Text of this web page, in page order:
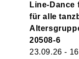
Line-Dance
für alle
20508-6
23.09.26 -